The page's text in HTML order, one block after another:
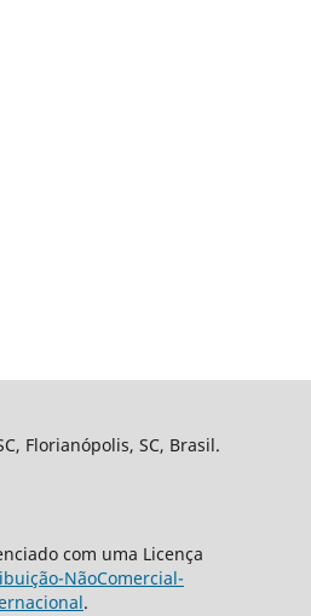
Florianópolis, SC, Brasil.
com uma Licença
NãoComercial-
.